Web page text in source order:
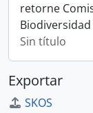
retorne
Sin título
Exportar
SKOS